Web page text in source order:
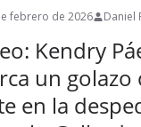
febrero de 2026 Daniel
Kendry
un golazo
en la